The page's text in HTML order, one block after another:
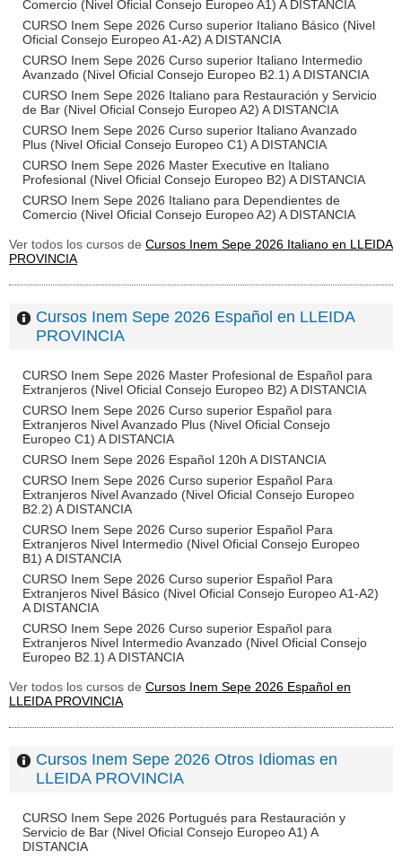
Comercio (Nivel Oficial Consejo Europeo A1) A DISTANCIA
CURSO Inem Sepe 2026 Curso superior Italiano Básico (Nivel
Oficial Consejo Europeo A1-A2) A DISTANCIA
CURSO Inem Sepe 2026 Curso superior Italiano Intermedio
Avanzado (Nivel Oficial Consejo Europeo B2.1) A DISTANCIA
CURSO Inem Sepe 2026 Italiano para Restauración y Servicio
de Bar (Nivel Oficial Consejo Europeo A2) A DISTANCIA
CURSO Inem Sepe 2026 Curso superior Italiano Avanzado
Plus (Nivel Oficial Consejo Europeo C1) A DISTANCIA
CURSO Inem Sepe 2026 Master Executive en Italiano
Profesional (Nivel Oficial Consejo Europeo B2) A DISTANCIA
CURSO Inem Sepe 2026 Italiano para Dependientes de
Comercio (Nivel Oficial Consejo Europeo A2) A DISTANCIA
Ver todos los cursos de Cursos Inem Sepe 2026 Italiano en LLEIDA
PROVINCIA
Cursos Inem Sepe 2026 Español en LLEIDA
PROVINCIA
CURSO Inem Sepe 2026 Master Profesional de Español para
Extranjeros (Nivel Oficial Consejo Europeo B2) A DISTANCIA
CURSO Inem Sepe 2026 Curso superior Español para
Extranjeros Nivel Avanzado Plus (Nivel Oficial Consejo
Europeo C1) A DISTANCIA
CURSO Inem Sepe 2026 Español 120h A DISTANCIA
CURSO Inem Sepe 2026 Curso superior Español Para
Extranjeros Nivel Avanzado (Nivel Oficial Consejo Europeo
B2.2) A DISTANCIA
CURSO Inem Sepe 2026 Curso superior Español Para
Extranjeros Nivel Intermedio (Nivel Oficial Consejo Europeo
B1) A DISTANCIA
CURSO Inem Sepe 2026 Curso superior Español Para
Extranjeros Nivel Básico (Nivel Oficial Consejo Europeo A1-A2)
A DISTANCIA
CURSO Inem Sepe 2026 Curso superior Español para
Extranjeros Nivel Intermedio Avanzado (Nivel Oficial Consejo
Europeo B2.1) A DISTANCIA
Ver todos los cursos de Cursos Inem Sepe 2026 Español en
LLEIDA PROVINCIA
Cursos Inem Sepe 2026 Otros Idiomas en
LLEIDA PROVINCIA
CURSO Inem Sepe 2026 Portugués para Restauración y
Servicio de Bar (Nivel Oficial Consejo Europeo A1) A
DISTANCIA